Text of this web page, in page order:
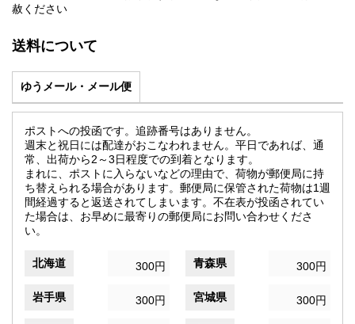
赦ください
送料について
ゆうメール・メール便
ポストへの投函です。追跡番号はありません。
週末と祝日には配達がおこなわれません。平日であれば、通
常、出荷から2～3日程度での到着となります。
まれに、ポストに入らないなどの理由で、荷物が郵便局に持
ち替えられる場合があります。郵便局に保管された荷物は1週
間経過すると返送されてしまいます。不在表が投函されてい
た場合は、お早めに最寄りの郵便局にお問い合わせくださ
い。
北海道 300円 青森県 300円
岩手県 300円 宮城県 300円